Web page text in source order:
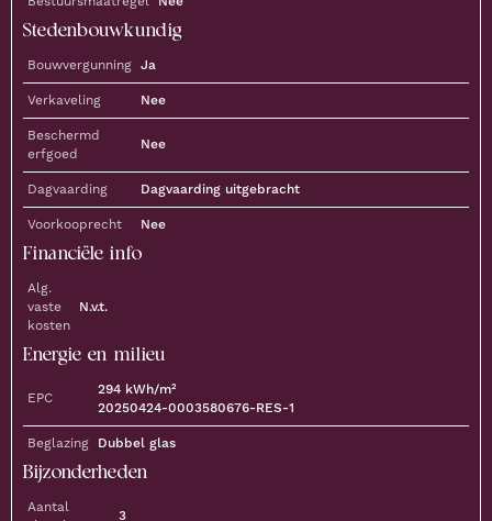
Stedenbouwkundig
Bouwvergunning Ja
Verkaveling Nee
Beschermd
erfgoed
Nee
Dagvaarding Dagvaarding uitgebracht
Voorkooprecht Nee
Financiële info
Alg.
vaste
kosten
N.v.t.
Energie en milieu
EPC
294 kWh/m²
20250424-0003580676-RES-1
Beglazing Dubbel glas
Bijzonderheden
Aantal
3